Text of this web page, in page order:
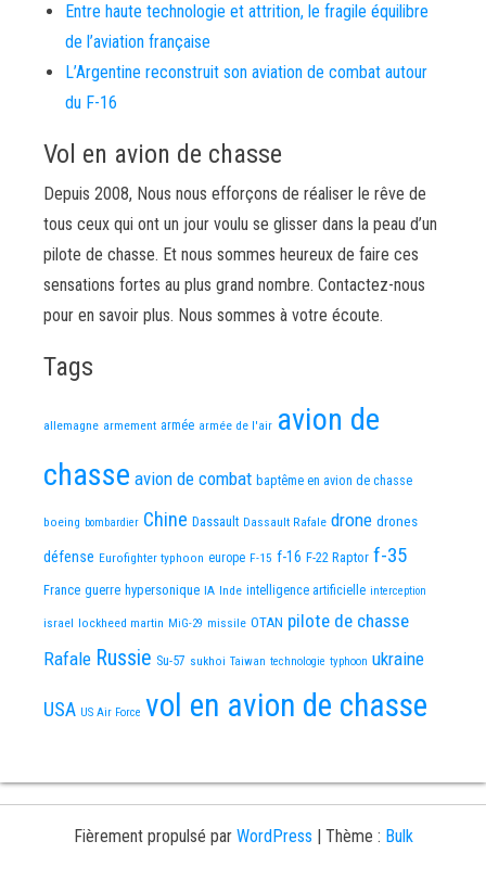
Entre haute technologie et attrition, le fragile équilibre
de l’aviation française
L’Argentine reconstruit son aviation de combat autour
du F-16
Vol en avion de chasse
Depuis 2008, Nous nous efforçons de réaliser le rêve de
tous ceux qui ont un jour voulu se glisser dans la peau d’un
pilote de chasse. Et nous sommes heureux de faire ces
sensations fortes au plus grand nombre. Contactez-nous
pour en savoir plus. Nous sommes à votre écoute.
Tags
allemagne armement armée armée de l'air avion de
chasse avion de combat baptême en avion de chasse
boeing bombardier Chine Dassault Dassault Rafale drone drones
défense Eurofighter typhoon europe F-15 f-16 F-22 Raptor f-35
France guerre hypersonique IA Inde intelligence artificielle interception
israel lockheed martin MiG-29 missile OTAN pilote de chasse
Rafale Russie Su-57 sukhoi Taiwan technologie typhoon ukraine
USA US Air Force vol en avion de chasse
Fièrement propulsé par WordPress | Thème : Bulk